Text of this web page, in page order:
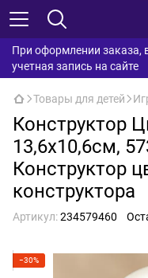
При оформлении заказа,
учетная запись на сайте
Товары для детей
Конструктор
13,6х10,6см,
Конструктор
конструктора
Артикул:234579460
−30%